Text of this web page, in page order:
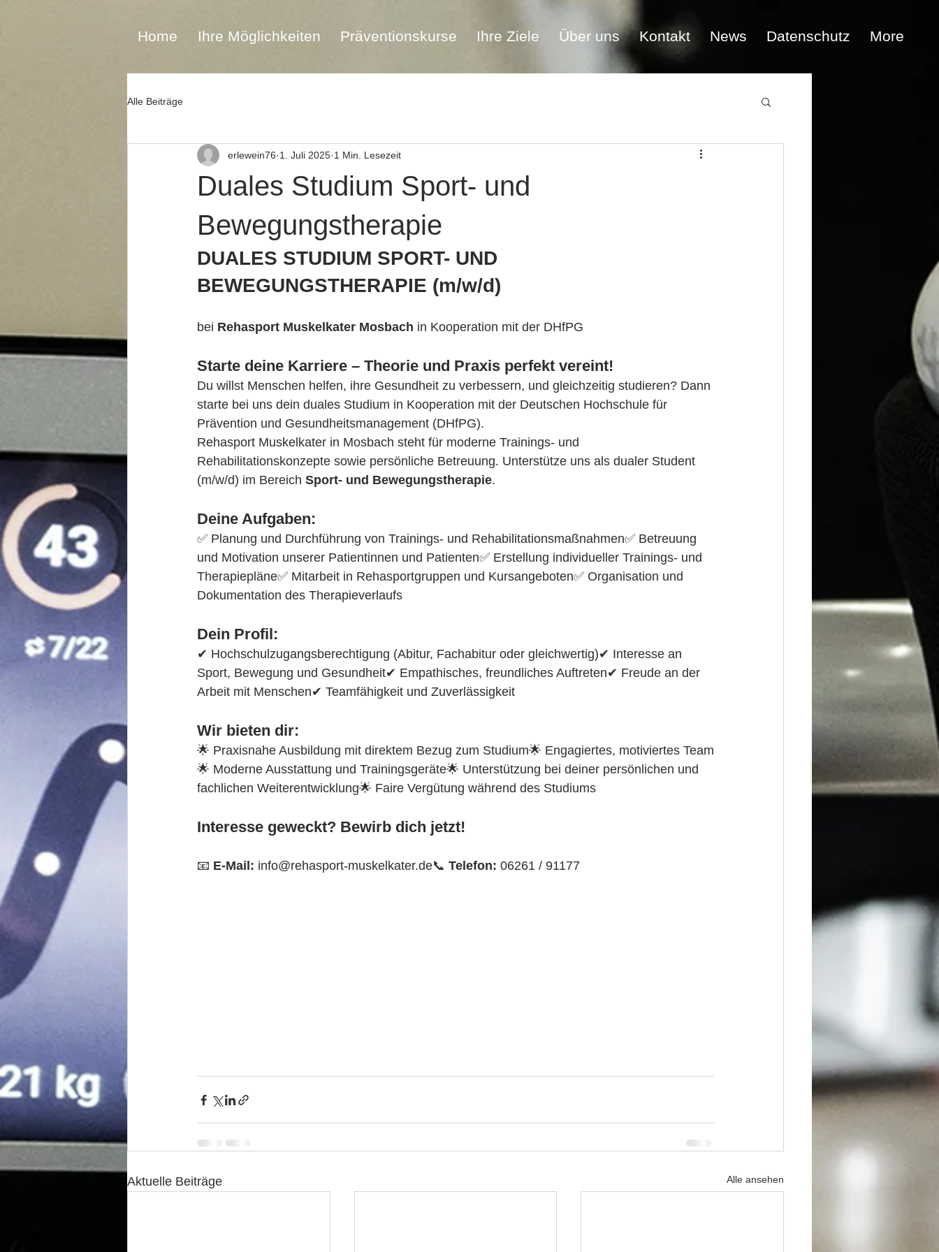
Home Ihre Möglichkeiten Präventionskurse Ihre Ziele Über uns Kontakt News Datenschutz More
Alle Beiträge
Duales Studium Sport- und
Bewegungstherapie
erlewein76 1. Juli 2025 1 Min. Lesezeit
DUALES STUDIUM SPORT- UND
BEWEGUNGSTHERAPIE (m/w/d)
bei Rehasport Muskelkater Mosbach in Kooperation mit der DHfPG
Starte deine Karriere – Theorie und Praxis perfekt vereint!
Du willst Menschen helfen, ihre Gesundheit zu verbessern, und gleichzeitig studieren? Dann
starte bei uns dein duales Studium in Kooperation mit der Deutschen Hochschule für
Prävention und Gesundheitsmanagement (DHfPG).
Rehasport Muskelkater in Mosbach steht für moderne Trainings- und
Rehabilitationskonzepte sowie persönliche Betreuung. Unterstütze uns als dualer Student
(m/w/d) im Bereich Sport- und Bewegungstherapie.
Deine Aufgaben:
✅ Planung und Durchführung von Trainings- und Rehabilitationsmaßnahmen✅ Betreuung
und Motivation unserer Patientinnen und Patienten✅ Erstellung individueller Trainings- und
Therapiepläne✅ Mitarbeit in Rehasportgruppen und Kursangeboten✅ Organisation und
Dokumentation des Therapieverlaufs
Dein Profil:
✔ Hochschulzugangsberechtigung (Abitur, Fachabitur oder gleichwertig)✔ Interesse an
Sport, Bewegung und Gesundheit✔ Empathisches, freundliches Auftreten✔ Freude an der
Arbeit mit Menschen✔ Teamfähigkeit und Zuverlässigkeit
Wir bieten dir:
🌟 Praxisnahe Ausbildung mit direktem Bezug zum Studium🌟 Engagiertes, motiviertes Team
🌟 Moderne Ausstattung und Trainingsgeräte🌟 Unterstützung bei deiner persönlichen und
fachlichen Weiterentwicklung🌟 Faire Vergütung während des Studiums
Interesse geweckt? Bewirb dich jetzt!
📧 E-Mail: info@rehasport-muskelkater.de📞 Telefon: 06261 / 91177
Aktuelle Beiträge Alle ansehen